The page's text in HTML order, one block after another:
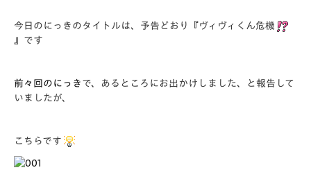
今日のにっきのタイトルは、予告どおり『ヴィヴィくん危機
』です
前々回のにっき で、あるところにお出かけしました、と報告して
いましたが、
こちらです